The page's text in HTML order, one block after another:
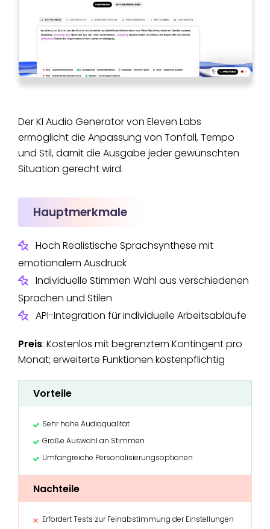
Der KI Audio Generator von Eleven Labs
ermöglicht die Anpassung von Tonfall, Tempo
und Stil, damit die Ausgabe jeder gewünschten
Situation gerecht wird.
Hauptmerkmale
Hoch Realistische Sprachsynthese mit
emotionalem Ausdruck
Individuelle Stimmen Wahl aus verschiedenen
Sprachen und Stilen
API-Integration für individuelle Arbeitsabläufe
Preis: Kostenlos mit begrenztem Kontingent pro
Monat; erweiterte Funktionen kostenpflichtig
Vorteile
Sehr hohe Audioqualität
Große Auswahl an Stimmen
Umfangreiche Personalisierungsoptionen
Nachteile
Erfordert Tests zur Feinabstimmung der Einstellungen